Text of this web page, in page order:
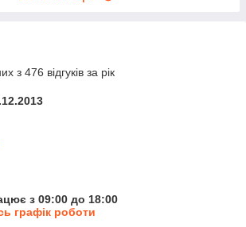
з 476 відгуків за рік
з 09:00 до 18:00
графік роботи